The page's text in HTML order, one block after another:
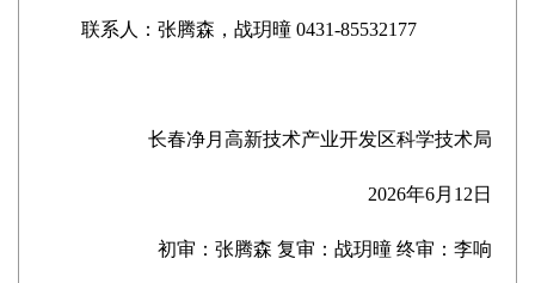
联系人：张腾森，战玥曈 0431-85532177
长春净月高新技术产业开发区科学技术局
2026年6月12日
初审：张腾森 复审：战玥曈 终审：李响